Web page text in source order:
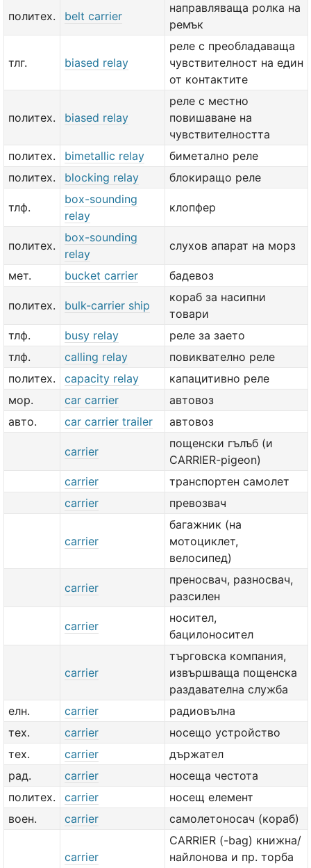
политех. belt carrier
направляваща ролка на
ремък
тлг. biased relay
реле с преобладаваща
чувствителност на един
от контактите
политех. biased relay
реле с местно
повишаване на
чувствителността
политех.
bimetallic relay
биметално реле
политех.
blocking relay блокиращо реле
тлф.
box-sounding
relay
клопфер
политех.
box-sounding
relay
слухов апарат на морз
мет. bucket carrier бадевоз
политех. bulk-carrier ship
кораб за насипни
товари
тлф.
busy relay
реле за заето
тлф.
calling relay
повиквателно реле
политех.
capacity relay
капацитивно реле
мор.
car carrier
автовоз
авто.
car carrier trailer автовоз
carrier
пощенски гълъб (и
CARRIER-pigeon)
carrier
транспортен самолет
carrier
превозвач
carrier
багажник (на
мотоциклет,
велосипед)
carrier
преносвач, разносвач,
разсилен
carrier
носител,
бацилоносител
carrier
търговска компания,
извършваща пощенска
раздавателна служба
елн.
carrier
радиовълна
тех.
carrier
носещо устройство
тех.
carrier
държател
рад.
carrier
носеща честота
политех.
carrier
носещ елемент
воен.
carrier самолетоносач (кораб)
carrier
CARRIER (-bag) книжна/
найлонова и пр. торба